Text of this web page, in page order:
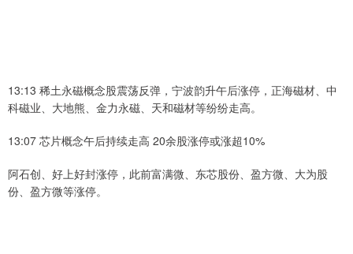
13:13 稀土永磁概念股震荡反弹，宁波韵升午后涨停，正海磁材、中
科磁业、大地熊、金力永磁、天和磁材等纷纷走高。
13:07 芯片概念午后持续走高 20余股涨停或涨超10%
阿石创、好上好封涨停，此前富满微、东芯股份、盈方微、大为股
份、盈方微等涨停。